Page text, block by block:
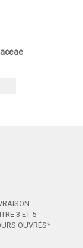
3 ET 5
OUVRÉS*